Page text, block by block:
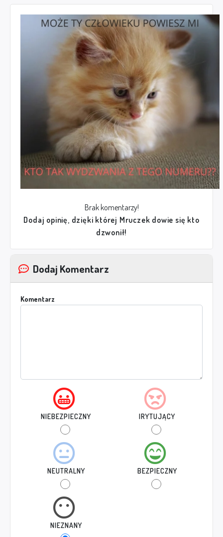
Brak komentarzy!
Dodaj opinię, dzięki której Mruczek dowie się kto
dzwonił!
Dodaj Komentarz
Komentarz
NIEBEZPIECZNY IRYTUJĄCY
NEUTRALNY BEZPIECZNY
NIEZNANY